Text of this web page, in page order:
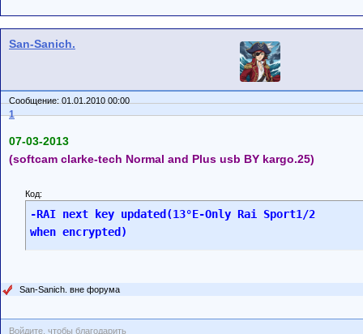
San-Sanich.
Сообщение: 01.01.2010 00:00
1
07-03-2013
(softcam clarke-tech Normal and Plus usb BY kargo.25)
Код:
-RAI next key updated(13°E-Only Rai Sport1/2
when encrypted)
San-Sanich. вне форума
Войдите, чтобы благодарить